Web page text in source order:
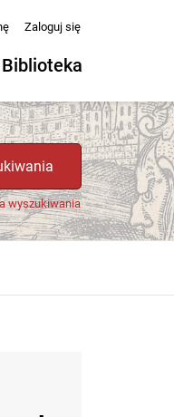
Zaloguj się
Biblioteka
wyszukiwania